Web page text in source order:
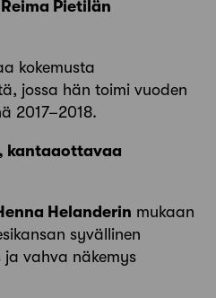
Reima Pietilän
kokemusta
jossa hän toimi vuoden
2017–2018.
kantaaottavaa
Helanderin mukaan
syvällinen
vahva näkemys